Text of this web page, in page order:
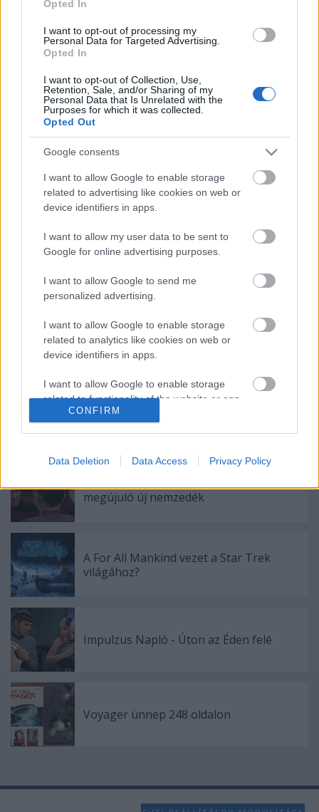
Opted In
I want to opt-out of processing my
Personal Data for Targeted Advertising.
Opted In
I want to opt-out of Collection, Use,
Retention, Sale, and/or Sharing of my
Personal Data that Is Unrelated with the
Purposes for which it was collected.
Opted Out
Google consents
I want to allow Google to enable storage
related to advertising like cookies on web or
device identifiers in apps.
I want to allow my user data to be sent to
Google for online advertising purposes.
I want to allow Google to send me
personalized advertising.
I want to allow Google to enable storage
related to analytics like cookies on web or
device identifiers in apps.
I want to allow Google to enable storage
related to functionality of the website or app.
related to security, including authentication
functionality and fraud prevention, and other
user protection.
CONFIRM
Data Deletion Data Access Privacy Policy
Őt és karakterét még láthattuk a tavaly bemutatott
Mindenen túlcímű Star Trek filmben, de a hírek
szerint a további – jelenleg kérdéses –
folytatásokban nem veszi át másik színész.
Мы скучаем по тебе Анто́н!
emTV.hu
Címkék:Anton Yelchin
Ajánlott bejegyzések:
Gene Roddenberry ki nem állhatta a
Család című epizód alapötletét
megújuló új nemzedék
A For All Mankind vezet a Star Trek
világához?
Impulzus Napló - Úton az Éden felé
Voyager ünnep 248 oldalon